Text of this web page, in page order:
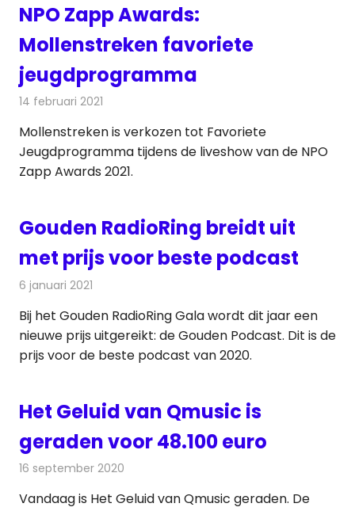
NPO Zapp Awards:
Mollenstreken favoriete
jeugdprogramma
14 februari 2021
Mollenstreken is verkozen tot Favoriete
Jeugdprogramma tijdens de liveshow van de NPO
Zapp Awards 2021.
Gouden RadioRing breidt uit
met prijs voor beste podcast
6 januari 2021
Bij het Gouden RadioRing Gala wordt dit jaar een
nieuwe prijs uitgereikt: de Gouden Podcast. Dit is de
prijs voor de beste podcast van 2020.
Het Geluid van Qmusic is
geraden voor 48.100 euro
16 september 2020
Vandaag is Het Geluid van Qmusic geraden. De